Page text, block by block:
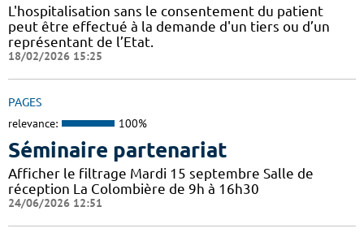
L'hospitalisation sans le consentement du patient
peut être effectué à la demande d'un tiers ou d’un
représentant de l’Etat.
18/02/2026 15:25
PAGES
relevance: 100%
Séminaire partenariat
Afficher le filtrage Mardi 15 septembre Salle de
réception La Colombière de 9h à 16h30
24/06/2026 12:51